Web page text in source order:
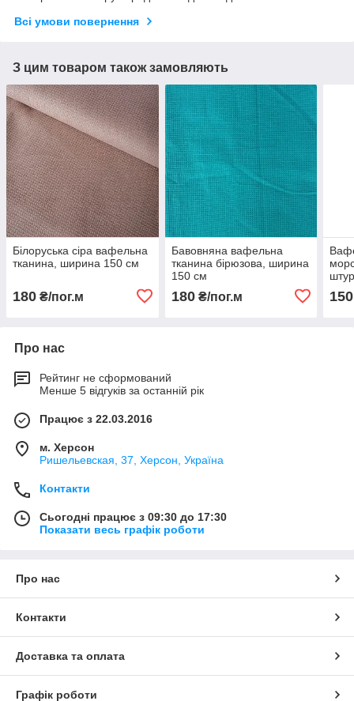
Всі умови повернення
З цим товаром також замовляють
Білоруська сіра вафельна
тканина, ширина 150 см
180 ₴/пог.м
Бавовняна вафельна
тканина бірюзова, ширина
150 см
180₴/пог.м 150
Про нас
Рейтинг не сформований
Менше 5 відгуків за останній рік
Працює з 22.03.2016
м. Херсон
Ришельевская, 37, Херсон, Україна
Контакти
Сьогодні працює з 09:30 до 17:30
Показати весь графік роботи
Про нас
Контакти
Доставка та оплата
Графік роботи